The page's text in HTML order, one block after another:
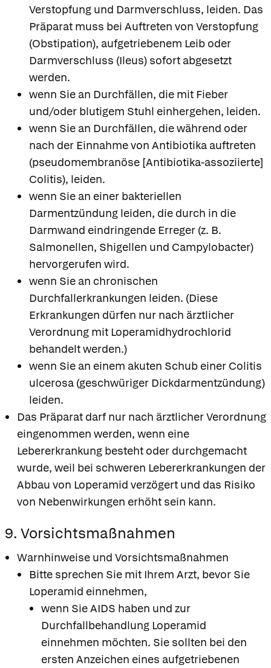
Verstopfung und Darmverschluss, leiden. Das
Präparat muss bei Auftreten von Verstopfung
(Obstipation), aufgetriebenem Leib oder
Darmverschluss (Ileus) sofort abgesetzt
werden.
wenn Sie an Durchfällen, die mit Fieber
und/oder blutigem Stuhl einhergehen, leiden.
wenn Sie an Durchfällen, die während oder
nach der Einnahme von Antibiotika auftreten
(pseudomembranöse [Antibiotika-assoziierte]
Colitis), leiden.
wenn Sie an einer bakteriellen
Darmentzündung leiden, die durch in die
Darmwand eindringende Erreger (z. B.
Salmonellen, Shigellen und Campylobacter)
hervorgerufen wird.
wenn Sie an chronischen
Durchfallerkrankungen leiden. (Diese
Erkrankungen dürfen nur nach ärztlicher
Verordnung mit Loperamidhydrochlorid
behandelt werden.)
wenn Sie an einem akuten Schub einer Colitis
ulcerosa (geschwüriger Dickdarmentzündung)
leiden.
Das Präparat darf nur nach ärztlicher Verordnung
eingenommen werden, wenn eine
Lebererkrankung besteht oder durchgemacht
wurde, weil bei schweren Lebererkrankungen der
Abbau von Loperamid verzögert und das Risiko
von Nebenwirkungen erhöht sein kann.
9. Vorsichtsmaßnahmen
Warnhinweise und Vorsichtsmaßnahmen
Bitte sprechen Sie mit Ihrem Arzt, bevor Sie
Loperamid einnehmen,
wenn Sie AIDS haben und zur
Durchfallbehandlung Loperamid
einnehmen möchten. Sie sollten bei den
ersten Anzeichen eines aufgetriebenen